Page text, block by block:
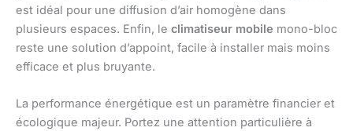
est idéal pour une diffusion d’air homogène dans
plusieurs espaces. Enfin, le climatiseur mobile mono-bloc
reste une solution d’appoint, facile à installer mais moins
efficace et plus bruyante.
La performance énergétique est un paramètre financier et
écologique majeur. Portez une attention particulière à